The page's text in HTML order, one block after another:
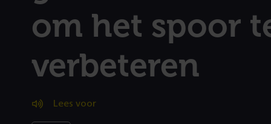
om het spoor
verbeteren
Lees voor